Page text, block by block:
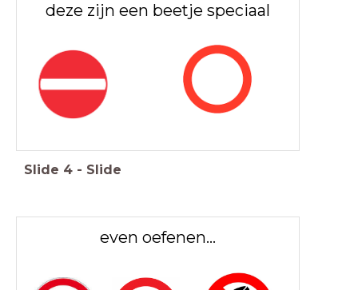
deze zijn een beetje speciaal
Slide 4 - Slide
even oefenen...